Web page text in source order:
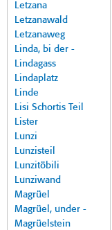
Letzana
Letzanawald
Letzanaweg
Linda, bi der -
Lindagass
Lindaplatz
Linde
Lisi Schortis Teil
Lister
Lunzi
Lunzisteil
Lunzitöbili
Lunziwand
Magrüel
Magrüel, under -
Magrüelstein